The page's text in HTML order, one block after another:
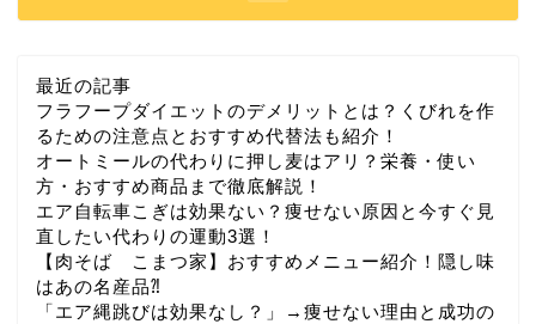
最近の記事
フラフープダイエットのデメリットとは？くびれを作
るための注意点とおすすめ代替法も紹介！
オートミールの代わりに押し麦はアリ？栄養・使い
方・おすすめ商品まで徹底解説！
エア自転車こぎは効果ない？痩せない原因と今すぐ見
直したい代わりの運動3選！
【肉そば こまつ家】おすすめメニュー紹介！隠し味
はあの名産品⁈
「エア縄跳びは効果なし？」→痩せない理由と成功の